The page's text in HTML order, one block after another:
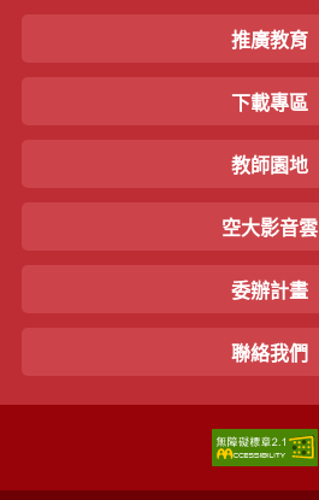
推廣教育
下載專區
教師園地
空大影音雲
委辦計畫
聯絡我們